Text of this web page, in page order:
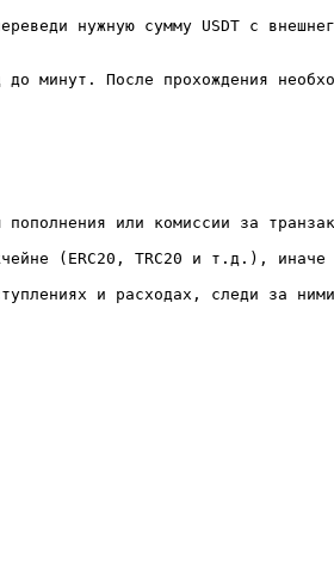
нужную сумму USDT с
минут. После прохождения